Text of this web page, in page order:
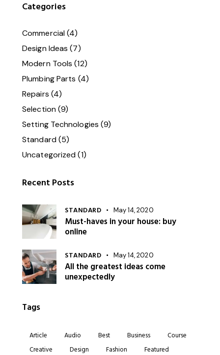
Categories
Commercial(4)
Design Ideas (7)
Modern Tools (12)
Plumbing Parts (4)
Repairs (4)
Selection(9)
Setting Technologies (9)
Standard(5)
Uncategorized(1)
Recent Posts
STANDARD May 14, 2020
Must-haves in your house: buy
online
STANDARD May 14, 2020
All the greatest ideas come
unexpectedly
Tags
Article Audio Best Business
Course
Creative
Design Fashion
Featured